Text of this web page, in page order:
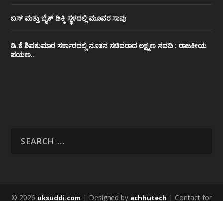
ಬಸ್ ಮತ್ತು ಬೈಕ್ ಡಿಕ್ಕಿ ಸ್ಥಳದಲ್ಲಿ ಮೂವರ ಸಾವು
ಡಿ.ಕೆ ಶಿವಕುಮಾರ ಸರ್ಕಾರದಲ್ಲಿ ನೂತನ ಸಚಿವರಾದ ಲಕ್ಷ್ಮಣ ಸವದಿ : ರಾಜಕೀಯ
ಪಯಣ..
© 2026 uksuddi.com | Designed by achhutech | Contact for